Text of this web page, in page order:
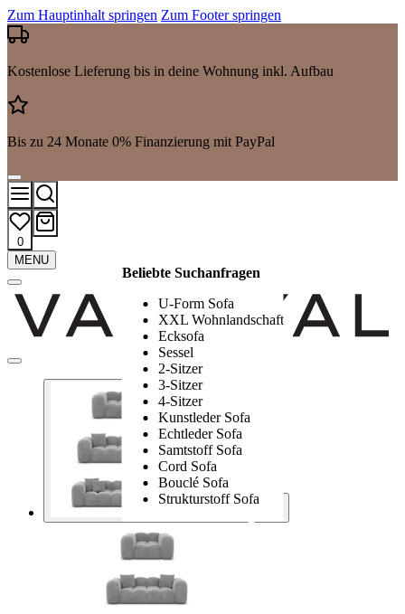
Zum Hauptinhalt springen Zum Footer springen
Kostenlose Lieferung bis in deine Wohnung inkl. Aufbau
Bis zu 24 Monate 0% Finanzierung mit PayPal
0
Beliebte Suchanfragen
U-Form Sofa
XXL Wohnlandschaft
Ecksofa
Sessel
2-Sitzer
3-Sitzer
4-Sitzer
Kunstleder Sofa
Echtleder Sofa
Samtstoff Sofa
Cord Sofa
Bouclé Sofa
Strukturstoff Sofa
Suchergebnisse
MENU